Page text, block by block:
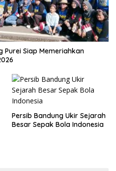
Purei Siap Memeriahkan
Persib Bandung Ukir Sejarah
Besar Sepak Bola Indonesia